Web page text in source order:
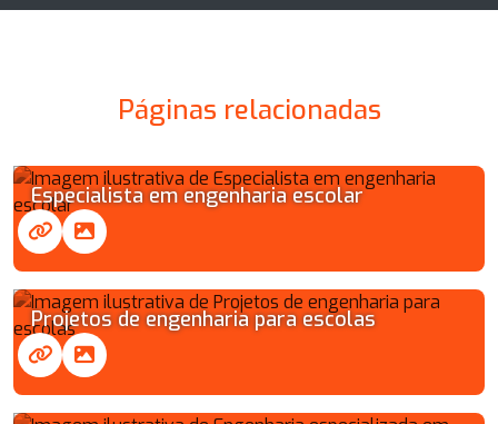
Páginas relacionadas
Especialista em engenharia escolar
Projetos de engenharia para escolas